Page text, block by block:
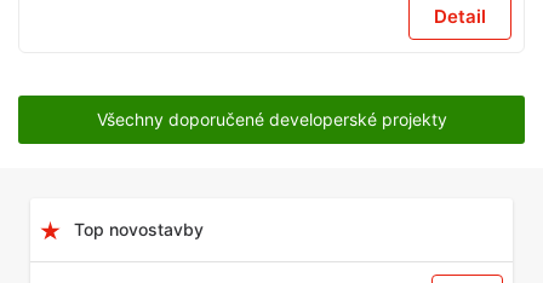
Detail
Všechny doporučené developerské projekty
Top novostavby